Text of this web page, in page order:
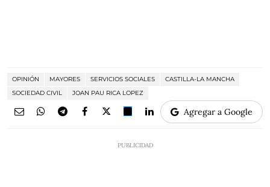
OPINIÓN MAYORES SERVICIOS SOCIALES
CASTILLA-LA MANCHA
SOCIEDAD CIVIL
JOAN PAU RICA LOPEZ
Agregar a Google